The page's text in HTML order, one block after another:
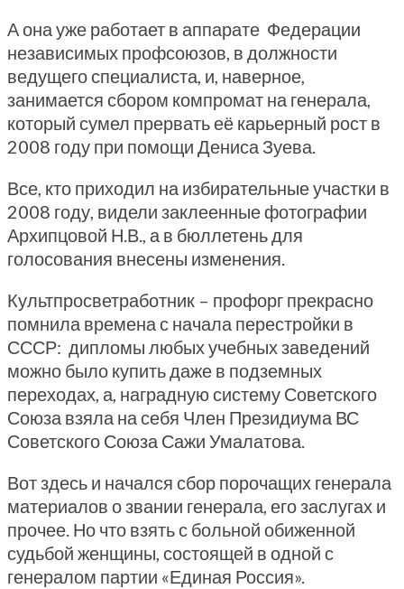
А она уже работает в аппарате Федерации
независимых профсоюзов, в должности
ведущего специалиста, и, наверное,
занимается сбором компромат на генерала,
который сумел прервать её карьерный рост в
2008 году при помощи Дениса Зуева.
Все, кто приходил на избирательные участки в
2008 году, видели заклеенные фотографии
Архипцовой Н.В., а в бюллетень для
голосования внесены изменения.
Культпросветработник – профорг прекрасно
помнила времена с начала перестройки в
СССР: дипломы любых учебных заведений
можно было купить даже в подземных
переходах, а, наградную систему Советского
Союза взяла на себя Член Президиума ВС
Советского Союза Сажи Умалатова.
Вот здесь и начался сбор порочащих генерала
материалов о звании генерала, его заслугах и
прочее. Но что взять с больной обиженной
судьбой женщины, состоящей в одной с
генералом партии «Единая Россия».